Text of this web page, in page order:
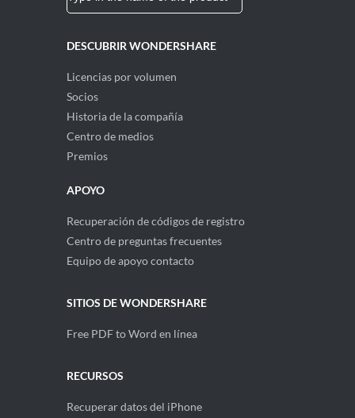
DESCUBRIR WONDERSHARE
Licencias por volumen
Socios
Historia de la compañía
Centro de medios
Premios
APOYO
Recuperación de códigos de registro
Centro de preguntas frecuentes
Equipo de apoyo contacto
SITIOS DE WONDERSHARE
Free PDF to Word en línea
RECURSOS
Recuperar datos del iPhone